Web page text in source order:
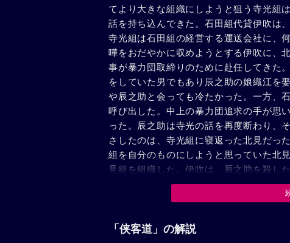
てより大きな組織にしようと狙う寺光組
話を持ち込んできた。石田組代貸伊吹は
寺光組は石田組の経営する運送会社に、
嘩をおだやかに収めようとする伊吹に、
事が暴力団取締りのために赴任してきた
をしていた男でもあり辰之助の娘織江を
や辰之助と会っても冷たかった。一方、
呼び出した。中上の暴力団追求の手が思
った。辰之助は寺光の話を再度断わり、
さしたのは、寺光組に寝返った北見だっ
組を自分のものにしようと思っていた北
見組を組織した。伊吹は、辰之助を殺し
会式に乗り込んだ。そこには、密輸拳銃
検事たちが張り込んでいた。発会式の席
「侠客道」の解説